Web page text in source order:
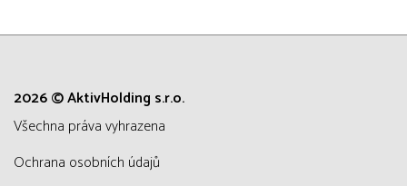
2026 © AktivHolding s.r.o.
všechna práva vyhrazena
Ochrana osobních údajů